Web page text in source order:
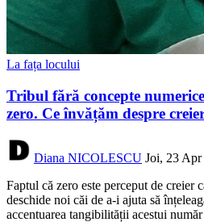
La fața locului
Tribul fără concepte
zero. Ce învățăm despre
Diana NICOLESCU Joi, 23 Apr
Faptul că zero este perceput de creier
deschide noi căi de a-i ajuta să
accentuarea tangibilității acestui